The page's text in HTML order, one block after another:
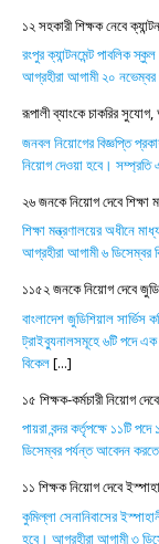
১২ সহকারী শিক্ষক নেবে
রংপুর ক্যান্টনমেন্ট পাবলিক
আগ্রহীরা আগামী ২০
রূপালী ব্যাংকে চাকরির
জনবল নিয়োগের বিজ্ঞপ্তি
নিয়োগ দেওয়া হবে। সম্প্রতি
২৬ জনকে নিয়োগ দেবে
শিক্ষা মন্ত্রণালয়ের অধীনে
আগ্রহীরা আগামী ৬ ডিসেম্বর
১১৫২ জনকে নিয়োগ দেবে
বাংলাদেশ জুডিশিয়াল
ট্রাইব্যুনালসমূহে ৬টি পদে
বিকেল[...]
১৫ শিক্ষক-কর্মচারী নিয়োগ
পায়রা বন্দর কর্তৃপক্ষে ১১টি
ডিসেম্বর পর্যন্ত আবেদন
১১ শিক্ষক নিয়োগ দেবে
কুমিল্লা সেনানিবাসের
হবে। আগ্রহীরা আগামী ৩